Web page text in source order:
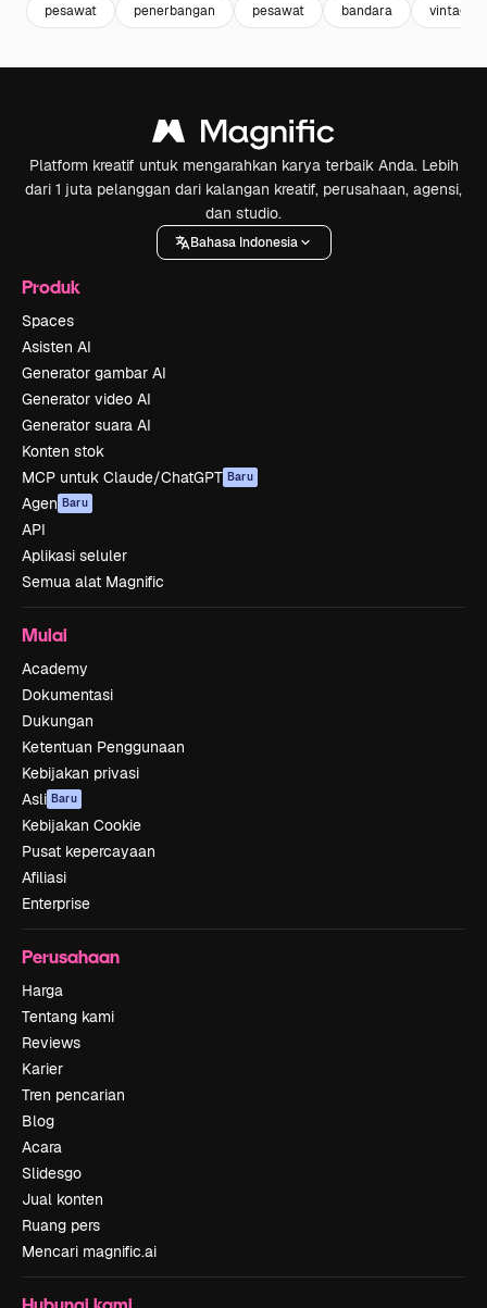
pesawat penerbangan pesawat bandara vintage
Platform kreatif untuk mengarahkan karya terbaik Anda. Lebih
dari 1 juta pelanggan dari kalangan kreatif, perusahaan, agensi,
dan studio.
Bahasa Indonesia
Produk
Spaces
Asisten AI
Generator gambar AI
Generator video AI
Generator suara AI
Konten stok
MCP untuk Claude/ChatGPT Baru
Agen Baru
API
Aplikasi seluler
Semua alat Magnific
Mulai
Academy
Dokumentasi
Dukungan
Ketentuan Penggunaan
Kebijakan privasi
Asli Baru
Kebijakan Cookie
Pusat kepercayaan
Afiliasi
Enterprise
Perusahaan
Harga
Tentang kami
Reviews
Karier
Tren pencarian
Blog
Acara
Slidesgo
Jual konten
Ruang pers
Mencari magnific.ai